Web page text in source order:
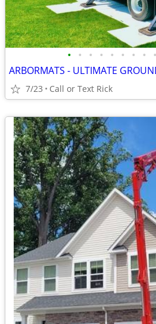
• • • • • • • • •
ARBORMATS - ULTIMATE
7/23 Call or Text Rick